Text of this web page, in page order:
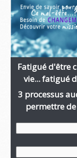
Fatigué d'être
vie... fatigué
3 processus
permettre